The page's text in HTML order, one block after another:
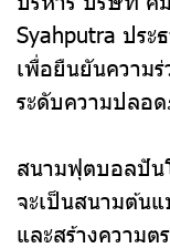
Syahputra ประ
เพื่อยืนยันความ
ระดับความปลอ
สนามฟุตบอลปัน
จะเป็นสนามต้น
และสร้างความ